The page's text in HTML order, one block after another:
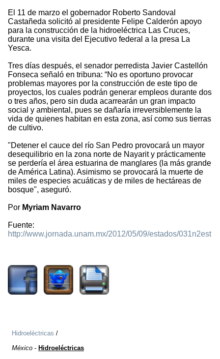
El 11 de marzo el gobernador Roberto Sandoval
Castañeda solicitó al presidente Felipe Calderón apoyo
para la construcción de la hidroeléctrica Las Cruces,
durante una visita del Ejecutivo federal a la presa La
Yesca.
Tres días después, el senador perredista Javier Castellón
Fonseca señaló en tribuna: “No es oportuno provocar
problemas mayores por la construcción de este tipo de
proyectos, los cuales podrán generar empleos durante dos
o tres años, pero sin duda acarrearán un gran impacto
social y ambiental, pues se dañaría irreversiblemente la
vida de quienes habitan en esta zona, así como sus tierras
de cultivo.
"Detener el cauce del río San Pedro provocará un mayor
desequilibrio en la zona norte de Nayarit y prácticamente
se perdería el área estuarina de manglares (la más grande
de América Latina). Asimismo se provocará la muerte de
miles de especies acuáticas y de miles de hectáreas de
bosque", aseguró.
Por Myriam Navarro
Fuente:
http://www.jornada.unam.mx/2012/05/09/estados/031n2est
Hidroeléctricas /
México - Hidroeléctricas